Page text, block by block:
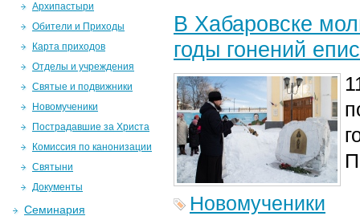
В Хабаровске
годы гонений
Новомученики
Архипастыри
Обители и Приходы
Карта приходов
Отделы и учреждения
Святые и подвижники
Новомученики
Пострадавшие за Христа
Комиссия по канонизации
Святыни
Документы
Семинария